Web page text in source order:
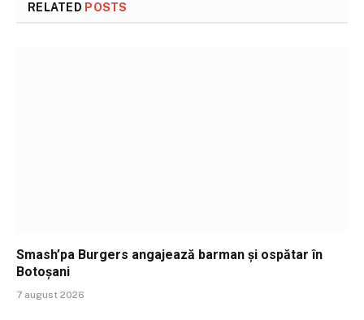
RELATED POSTS
Smash’pa Burgers angajează barman și ospătar în
Botoșani
7 august 2026